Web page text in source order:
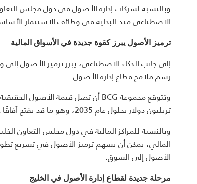
وبالنسبة لشركات إدارة الأصول في دول مجلس
الاصطناعي منذ البداية في وظائف الاستثمار
ترميز الأصول يبرز كقوة جديدة في الأسواق المالية
رسم ملامح قطاع إدارة الأصول.
تريليون دولار بحلول عام 2035، وهو ما قد يفتح آفاقًا جديدة للملكية والاستثمار وتطوير المنتجات المالية.
وبالنسبة للمراكز المالية في دول مجلس التعاون
المالي، يمكن أن يسهم ترميز الأصول في تسريع
الأصول إلى السوق.
مرحلة جديدة لقطاع إدارة الأصول في الخليج